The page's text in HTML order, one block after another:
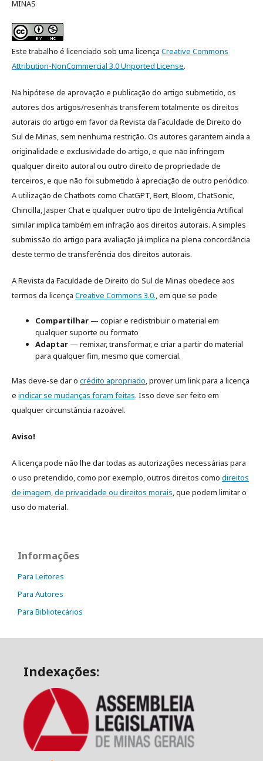
MINAS
Este trabalho é licenciado sob uma licença Creative Commons
Attribution-NonCommercial 3.0 Unported License.
Na hipótese de aprovação e publicação do artigo submetido, os
autores dos artigos/resenhas transferem totalmente os direitos
autorais do artigo em favor da Revista da Faculdade de Direito do
Sul de Minas, sem nenhuma restrição. Os autores garantem ainda a
originalidade e exclusividade do artigo, e que não infringem
qualquer direito autoral ou outro direito de propriedade de
terceiros, e que não foi submetido à apreciação de outro periódico.
A utilização de Chatbots como ChatGPT, Bert, Bloom, ChatSonic,
Chincilla, Jasper Chat e qualquer outro tipo de Inteligência Artifical
similar implica também em infração aos direitos autorais. A simples
submissão do artigo para avaliação já implica na plena concordância
deste termo de transferência dos direitos autorais.
A Revista da Faculdade de Direito do Sul de Minas obedece aos
termos da licença Creative Commons 3.0., em que se pode
Compartilhar — copiar e redistribuir o material em
qualquer suporte ou formato
Adaptar — remixar, transformar, e criar a partir do material
para qualquer fim, mesmo que comercial.
Mas deve-se dar o crédito apropriado, prover um link para a licença
e indicar se mudanças foram feitas. Isso deve ser feito em
qualquer circunstância razoável.
Aviso!
A licença pode não lhe dar todas as autorizações necessárias para
o uso pretendido, como por exemplo, outros direitos como direitos
de imagem, de privacidade ou direitos morais, que podem limitar o
uso do material.
Informações
Para Leitores
Para Autores
Para Bibliotecários
Indexações: